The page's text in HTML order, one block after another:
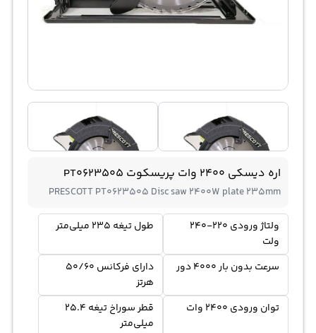
اره دیسکی 2400 وات پریسکوت PT0623505
PRESCOTT PT0623505 Disc saw 2400W plate 235mm
ولتاژ ورودی 220-240
ولت
طول تیغه 235 میلی‌متر
سرعت بدون بار 4000 دور
دارای فرکانس 50/60
هرتز
توان ورودی 2400 وات
قطر سوراخ تیغه 25.4
میلی‌متر